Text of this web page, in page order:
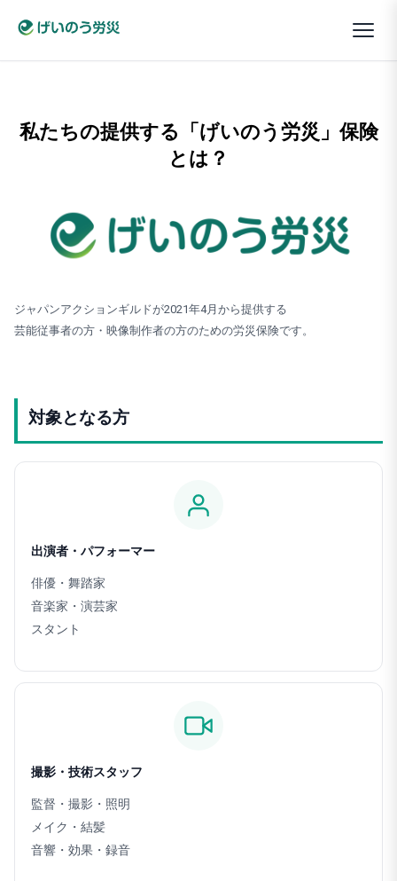
私たちの提供する「げいのう労災」保険
とは？
ジャパンアクションギルドが2021年4月から提供する
芸能従事者の方・映像制作者の方のための労災保険です。
対象となる方
出演者・ パフォーマー
俳優・舞踏家
音楽家・演芸家
スタント
撮影・技術スタッフ
監督・撮影・照明
メイク・結髪
音響・効果・録音